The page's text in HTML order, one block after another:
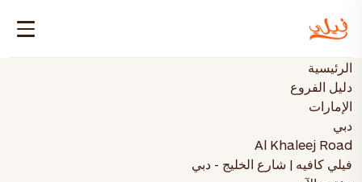
الرئيسية
دليل الفروع
الإمارات
دبي
Al Khaleej Road
فيلي كافيه | شارع الخليج - دبي